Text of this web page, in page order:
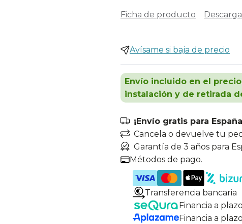
Ficha de producto
Avísame si baja de precio
Envío incluido en el
instalación y de retirada
¡Envío gratis para
Cancela o devuelve tu
Garantía de 3 años para
Métodos de pago.
Transferencia bancaria
Financia a
Financia a